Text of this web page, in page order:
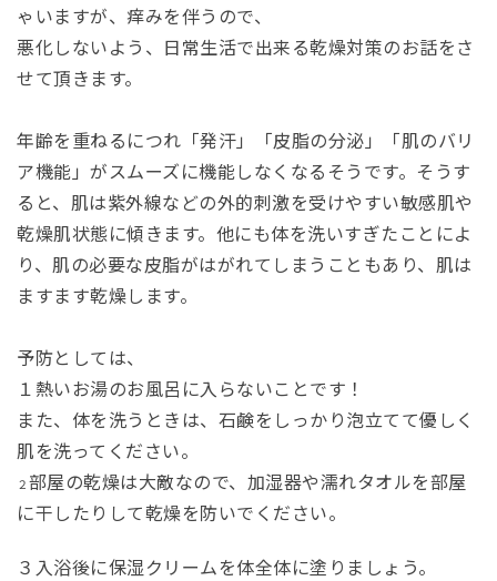
ゃいますが、痒みを伴うので、
悪化しないよう、日常生活で出来る乾燥対策のお話をさ
せて頂きます。
年齢を重ねるにつれ「発汗」「皮脂の分泌」「肌のバリ
ア機能」がスムーズに機能しなくなるそうです。そうす
ると、肌は紫外線などの外的刺激を受けやすい敏感肌や
乾燥肌状態に傾きます。他にも体を洗いすぎたことによ
り、肌の必要な皮脂がはがれてしまうこともあり、肌は
ますます乾燥します。
予防としては、
１熱いお湯のお風呂に入らないことです！
また、体を洗うときは、石鹸をしっかり泡立てて優しく
肌を洗ってください。
２ 部屋の乾燥は大敵なので、加湿器や濡れタオルを部屋
に干したりして乾燥を防いでください。
３入浴後に保湿クリームを体全体に塗りましょう。